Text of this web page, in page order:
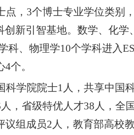
点， 3个博士专业学位类别，
创新引智基地。数学、化
科、 物理学10个学科进入
4个。
科学院院士1人，共享中国
人 ，省级特优人才38人 ，全
议组成员2人，教育部高校